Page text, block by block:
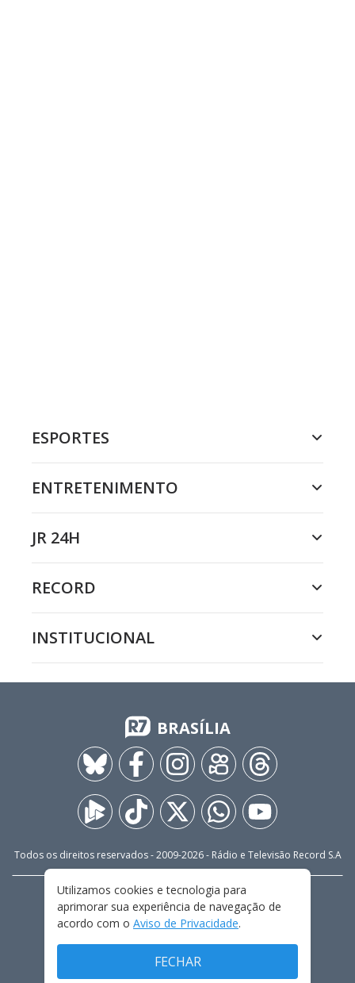
ESPORTES
ENTRETENIMENTO
JR 24H
RECORD
INSTITUCIONAL
BRASÍLIA
Todos os direitos reservados - 2009-2026- Rádio e Televisão Record S.A
FALE CONOSCO
PRIVACIDADE
TERMOS E CONDIÇÕES DE USO
Utilizamos cookies e tecnologia para
aprimorar sua experiência de navegação de
acordo com o Aviso de Privacidade.
FECHAR